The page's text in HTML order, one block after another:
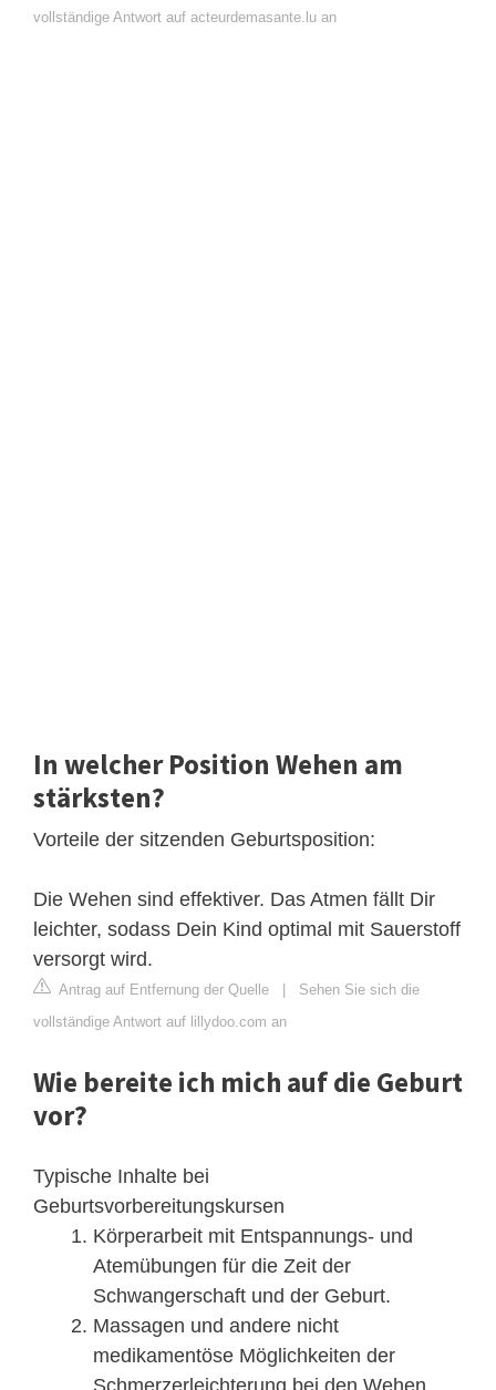
vollständige Antwort auf acteurdemasante.lu an
In welcher Position Wehen am
stärksten?
Vorteile der sitzenden Geburtsposition:
Die Wehen sind effektiver. Das Atmen fällt Dir
leichter, sodass Dein Kind optimal mit Sauerstoff
versorgt wird.
Antrag auf Entfernung der Quelle | Sehen Sie sich die
vollständige Antwort auf lillydoo.com an
Wie bereite ich mich auf die Geburt
vor?
Typische Inhalte bei
Geburtsvorbereitungskursen
Körperarbeit mit Entspannungs- und
Atemübungen für die Zeit der
Schwangerschaft und der Geburt.
Massagen und andere nicht
medikamentöse Möglichkeiten der
Schmerzerleichterung bei den Wehen.